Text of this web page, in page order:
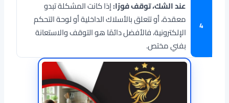
عند الشك، توقف فورًا:إذا كانت المشكلة تبدو
معقدة، أو تتعلق بالأسلاك الداخلية أو لوحة التحكم
الإلكترونية، فالأفضل دائمًا هو التوقف والاستعانة
بفني مختص.